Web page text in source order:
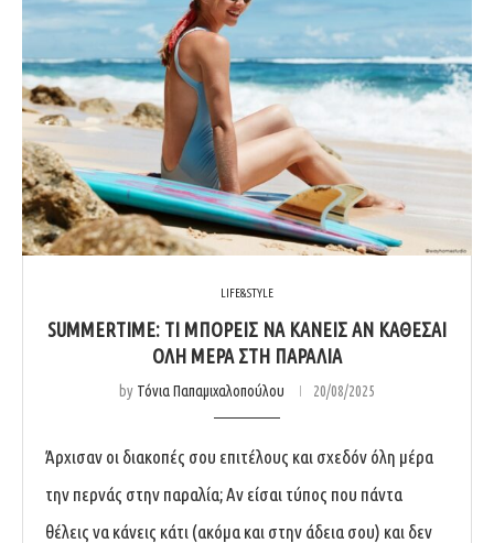
LIFE&STYLE
SUMMERTIME: ΤΙ ΜΠΟΡΕΊΣ ΝΑ ΚΆΝΕΙΣ ΑΝ ΚΆΘΕΣΑΙ
ΌΛΗ ΜΈΡΑ ΣΤΗ ΠΑΡΑΛΊΑ
by Τόνια Παπαμιχαλοπούλου 20/08/2025
Άρχισαν οι διακοπές σου επιτέλους και σχεδόν όλη μέρα
την περνάς στην παραλία; Αν είσαι τύπος που πάντα
θέλεις να κάνεις κάτι (ακόμα και στην άδεια σου) και δεν